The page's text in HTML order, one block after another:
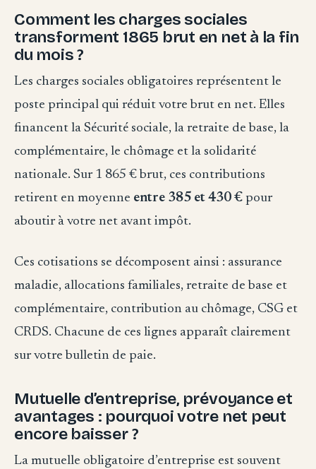
Comment les charges sociales
transforment 1865 brut en net à la fin
du mois ?
Les charges sociales obligatoires représentent le
poste principal qui réduit votre brut en net. Elles
financent la Sécurité sociale, la retraite de base, la
complémentaire, le chômage et la solidarité
nationale. Sur 1 865 € brut, ces contributions
retirent en moyenne entre 385 et 430 € pour
aboutir à votre net avant impôt.
Ces cotisations se décomposent ainsi : assurance
maladie, allocations familiales, retraite de base et
complémentaire, contribution au chômage, CSG et
CRDS. Chacune de ces lignes apparaît clairement
sur votre bulletin de paie.
Mutuelle d’entreprise, prévoyance et
avantages : pourquoi votre net peut
encore baisser ?
La mutuelle obligatoire d’entreprise est souvent